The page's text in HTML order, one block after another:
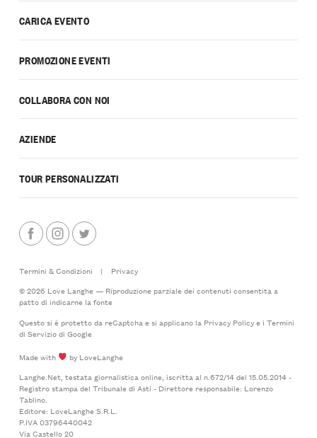
CARICA EVENTO
PROMOZIONE EVENTI
COLLABORA CON NOI
AZIENDE
TOUR PERSONALIZZATI
Termini & Condizioni |
Privacy
© 2026 Love Langhe — Riproduzione parziale dei contenuti consentita a
patto di indicarne la fonte
Questo si è protetto da reCaptcha e si applicano la Privacy Policye i Termini
di Serviziodi Google
Made with
by LoveLanghe
Langhe.Net, testata giornalistica online, iscritta al n.672/14 del 15.05.2014 -
Registro stampa del Tribunale di Asti - Direttore responsabile: Lorenzo
Tablino.
Editore: LoveLanghe S.R.L.
P.IVA 03796440042
Via Castello 20